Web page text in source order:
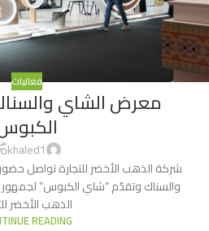
فعاليات
khaled1
شركة الذهب الأخضر للتجارة تواصل
الذهب الأخضر
READING